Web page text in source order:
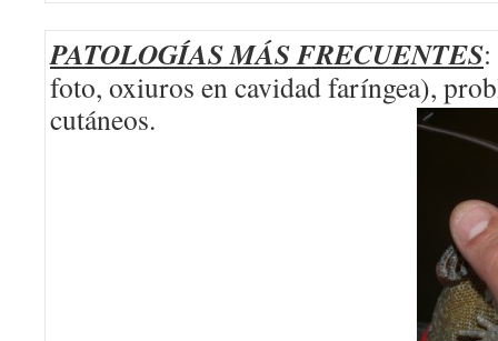
PATOLOGÍAS MÁS FRECUENTES
foto, oxiuros en cavidad faríngea),
cutáneos.